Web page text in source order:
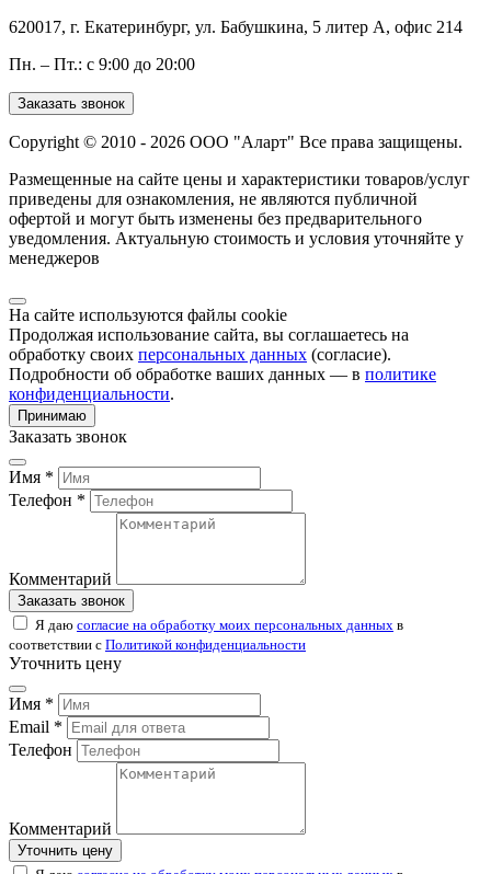
620017, г. Екатеринбург, ул. Бабушкина, 5 литер А, офис 214
Пн. – Пт.: с 9:00 до 20:00
Заказать звонок
Copyright © 2010 - 2026 ООО "Аларт" Все права защищены.
Размещенные на сайте цены и характеристики товаров/услуг
приведены для ознакомления, не являются публичной
офертой и могут быть изменены без предварительного
уведомления. Актуальную стоимость и условия уточняйте у
менеджеров
На сайте используются файлы cookie
Продолжая использование сайта, вы соглашаетесь на
обработку своих персональных данных (согласие).
Подробности об обработке ваших данных — в политике
конфиденциальности.
Принимаю
Заказать звонок
Имя *
Телефон *
Комментарий
Заказать звонок
Я даю согласие на обработку моих персональных данных в
соответствии с Политикой конфиденциальности
Уточнить цену
Имя *
Email *
Телефон
Комментарий
Уточнить цену